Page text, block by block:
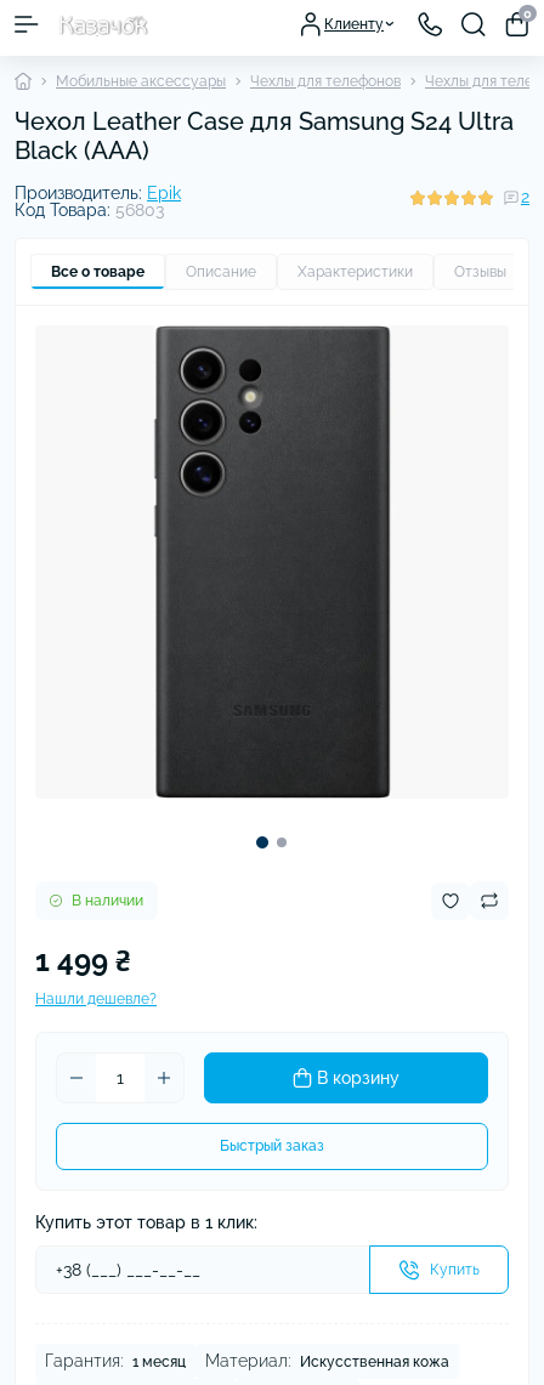
Клиенту
0
Мобильные аксессуары Чехлы для телефонов Чехлы для
Чехол Leather Case для Samsung S24 Ultra
Black (AAA)
Производитель: Epik
Код Товара: 56803
2
Все о товаре Описание Характеристики Отзывы
В наличии
1 499 ₴
Нашли дешевле?
В корзину
Быстрый заказ
Купить этот товар в 1 клик:
Купить
Гарантия: 1 месяц Материал: Искусственная кожа